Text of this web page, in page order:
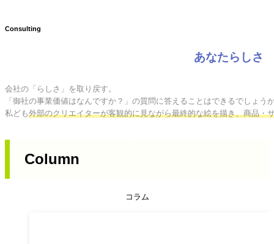
Consulting
あなたらしさ
会社の「らしさ」を取り戻す。
「御社の事業価値はなんですか？」の質問に答えることはできるでしょう
私ども外部のクリエイターが客観的に見ながら最終的な絵を描き、商品・
Column
コラム